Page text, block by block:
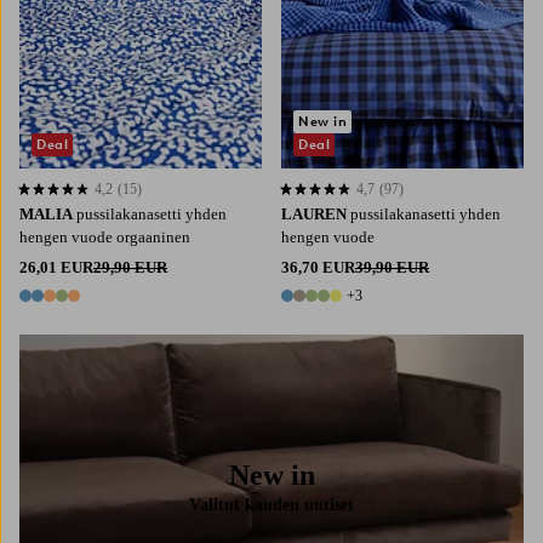
MALIA pussilakanasetti yhden
hengen vuode orgaaninen
26,01 EUR29,90 EUR
5 värejä
4,2 perustuen 15 arvosanaan
4,2 (15)
Deal
LAUREN pussilakanasetti yhden
hengen vuode
36,70 EUR39,90 EUR
8 värejä
+3
4,7 perustuen 97 arvosanaan
4,7 (97)
New in
Deal
New in
Valitut kauden uutiset